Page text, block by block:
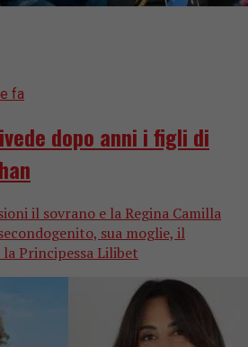
fa
dopo anni i figli di
il sovrano e la Regina Camilla
sua moglie, il
Principessa Lilibet